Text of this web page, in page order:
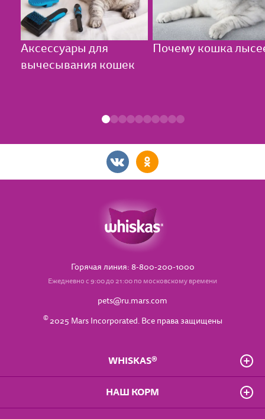
Аксессуары для
вычесывания кошек
Почему кошка
Горячая линия: 8-800-200-1000
Ежедневно с 9:00 до 21:00 по московскому времени
pets@ru.mars.com
©2025 Mars Incorporated. Все права защищены
WHISKAS®
О бренде
НАШ КОРМ